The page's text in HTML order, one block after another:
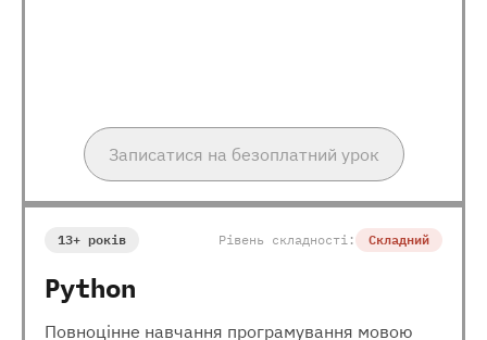
Записатися на безоплатний урок
13+ років Рівень складності: Складний
Python
Повноцінне навчання програмування мовою